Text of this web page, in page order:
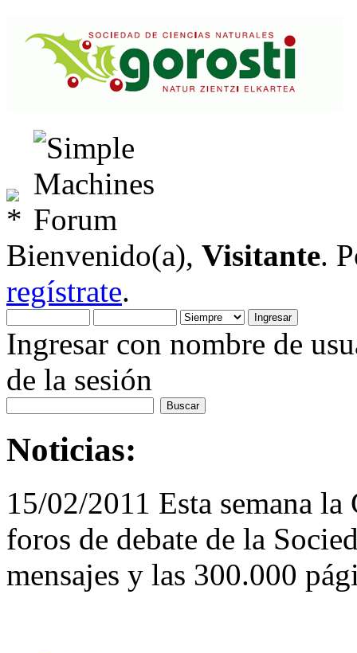
Bienvenido(a), Visitante.
regístrate.
Ingresar con nombre de
de la sesión
Noticias:
15/02/2011 Esta semana
foros de debate de la
mensajes y las 300.000